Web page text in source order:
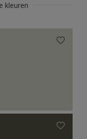
kleuren